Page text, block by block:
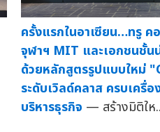
ครั้งแรกในอาเซียน…ทรู ค
จุฬาฯ MIT และเอกชนชั้น
ด้วยหลักสูตรรูปแบบใหม่
ระดับเวิลด์คลาส ครบเครื่
บริหารธุรกิจ — สร้างมิติให